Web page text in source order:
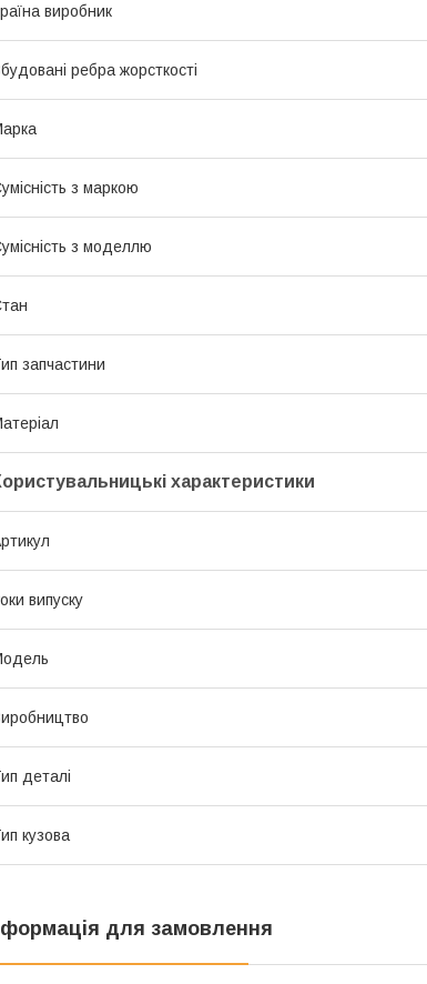
виробник
ребра жорсткості
з маркою
з моделлю
запчастини
характеристики
випуску
деталі
кузова
для замовлення